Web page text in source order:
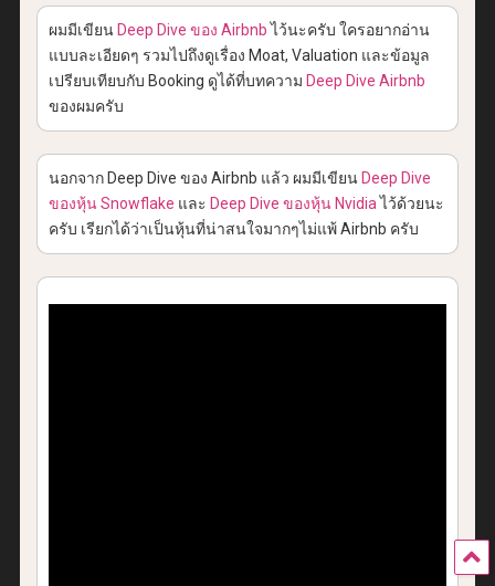
ผมมีเขียน Deep Dive ของ Airbnbไว้นะครับ ใครอยากอ่าน
แบบละเอียดๆ รวมไปถึงดูเรื่อง Moat, Valuation และข้อมูล
เปรียบเทียบกับ Booking ดูได้ที่บทความ Deep Dive Airbnb
ของผมครับ
นอกจาก Deep Dive ของ Airbnb แล้ว ผมมีเขียน Deep Dive
ของหุ้น Snowflake และ Deep Dive ของหุ้น Nvidiaไว้ด้วยนะ
ครับ เรียกได้ว่าเป็นหุ้นที่น่าสนใจมากๆไม่แพ้ Airbnb ครับ